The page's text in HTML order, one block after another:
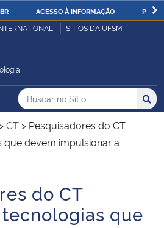
IR
ACESSO À INFORMAÇÃO
Pública
e Abastecimento
SÍTIOS DA UFSM
do Sítio
Busca
Buscar no no Sítio
Busca:
>CT > Pesquisadores do CT
que devem impulsionar a
do CT
que